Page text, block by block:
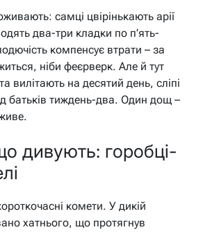
самці цвірінькають арії
два-три кладки по п’ять-
компенсує втрати – за
ніби феєрверк. Але й тут
вилітають на десятий день, сліпі
батьків тиждень-два. Один дощ –
дивують: горобці-
комети. У дикій
хатнього, що протягнув